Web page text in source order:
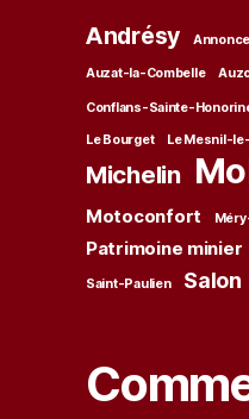
Andrésy Annonce
Auzat-la-Combelle
Conflans-Sainte-
Le Bourget Le Mesnil-
Michelin
Motoconfort
Patrimoine minier
Saint-Paulien Salon